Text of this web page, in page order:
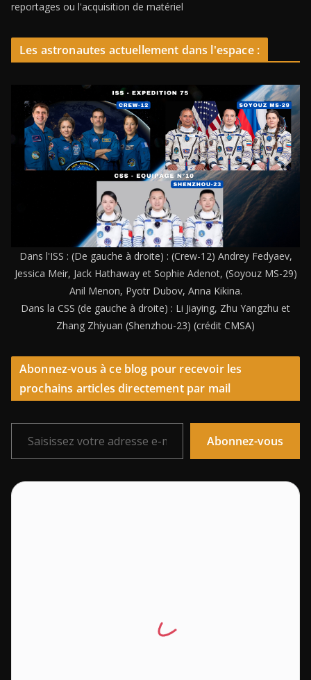
reportages ou l'acquisition de matériel
Les astronautes actuellement dans l'espace :
Dans l'ISS : (De gauche à droite) : (Crew-12) Andrey Fedyaev,
Jessica Meir, Jack Hathaway et Sophie Adenot, (Soyouz MS-29)
Anil Menon, Pyotr Dubov, Anna Kikina.
Dans la CSS (de gauche à droite) : Li Jiaying, Zhu Yangzhu et
Zhang Zhiyuan (Shenzhou-23) (crédit CMSA)
Abonnez-vous à ce blog pour recevoir les
prochains articles directement par mail
Saisissez votre adresse e-mail…
Abonnez-vous